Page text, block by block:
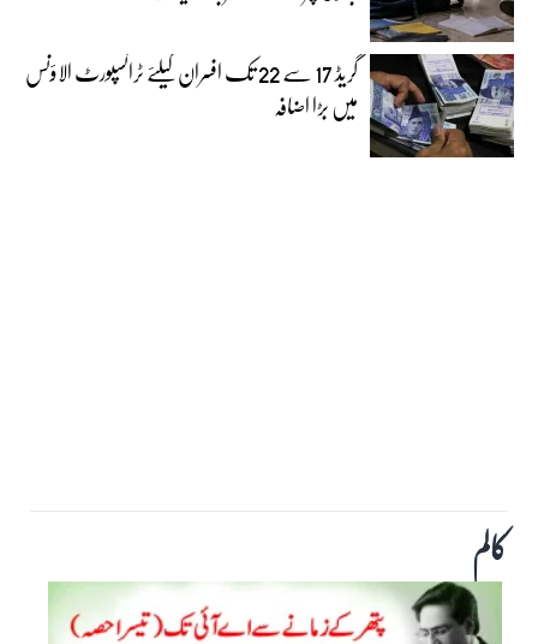
گریڈ 17 سے 22 تک افسران کیلئے ٹرانسپورٹ الاؤنس
میں بڑا اضافہ
کالم